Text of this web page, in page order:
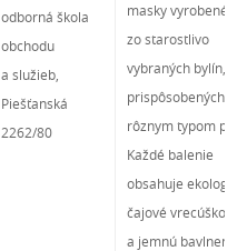
odborná škola
obchodu
a služieb,
Piešťanská
2262/80
masky vyrobené
zo starostlivo
vybraných bylín,
prispôsobených
rôznym typom
Každé balenie
obsahuje
čajové vrecúško
a jemnú bavlnenú